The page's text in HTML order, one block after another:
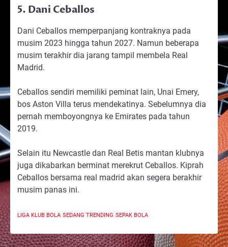
5. Dani Ceballos
Dani Ceballos memperpanjang kontraknya pada
musim 2023 hingga tahun 2027. Namun beberapa
musim terakhir dia jarang tampil membela Real
Madrid.
Ceballos sendiri memiliki peminat lain, Unai Emery,
bos Aston Villa terus mendekatinya. Sebelumnya dia
pernah memboyongnya ke Emirates pada tahun
2019.
Selain itu Newcastle dan Real Betis mantan klubnya
juga dikabarkan berminat merekrut Ceballos. Kiprah
Ceballos bersama real madrid akan segera berakhir
musim panas ini.
LIGA KLUB BOLA SEDANG TRENDING SEPAK BOLA